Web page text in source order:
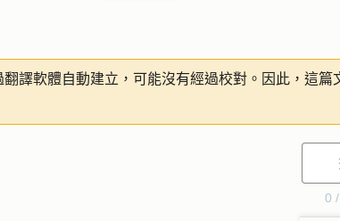
譯軟體自動建立，可能沒有經過校對。因此，這
0